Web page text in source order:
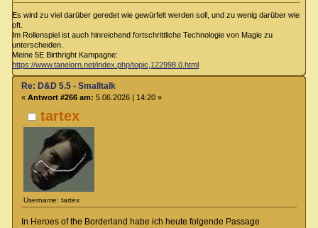
Es wird zu viel darüber geredet wie gewürfelt werden soll, und zu wenig darüber wie
oft.
Im Rollenspiel ist auch hinreichend fortschrittliche Technologie von Magie zu
unterscheiden.
Meine 5E Birthright Kampagne:
https://www.tanelorn.net/index.php/topic,122998.0.html
tartex
Username: tartex
Re: D&D 5.5 - Smalltalk
« Antwort #266 am: 5.06.2026 | 14:20 »
In Heroes of the Borderland habe ich heute folgende Passage